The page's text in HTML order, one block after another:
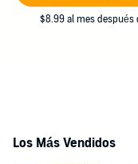
$8.99 al mes después
Los Más Vendidos